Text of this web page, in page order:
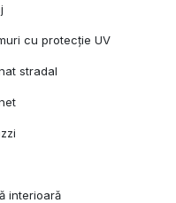
cu protecție UV
stradal
interioară